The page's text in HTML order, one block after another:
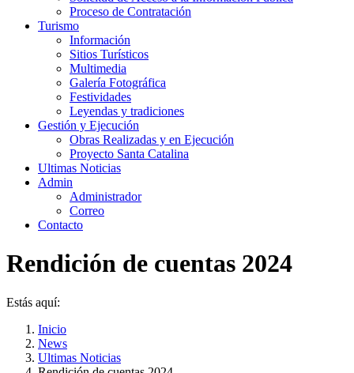
Proceso de Contratación
Turismo
Información
Sitios Turísticos
Multimedia
Galería Fotográfica
Festividades
Leyendas y tradiciones
Gestión y Ejecución
Obras Realizadas y en Ejecución
Proyecto Santa Catalina
Ultimas Noticias
Admin
Administrador
Correo
Contacto
Rendición de cuentas 2024
Estás aquí:
Inicio
News
Ultimas Noticias